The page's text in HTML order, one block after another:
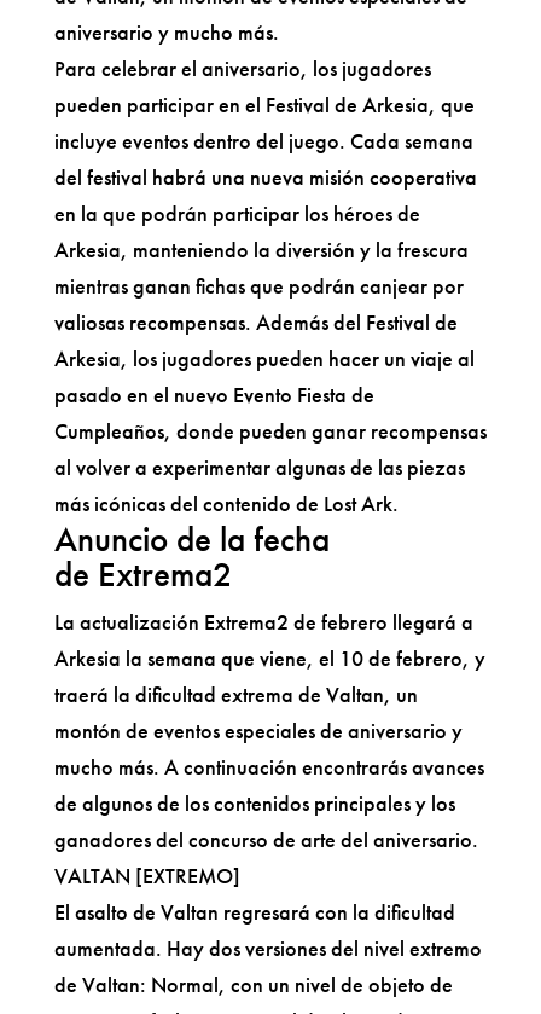
aniversario y mucho más.
Para celebrar el aniversario, los jugadores
pueden participar en el Festival de Arkesia, que
incluye eventos dentro del juego. Cada semana
del festival habrá una nueva misión cooperativa
en la que podrán participar los héroes de
Arkesia, manteniendo la diversión y la frescura
mientras ganan fichas que podrán canjear por
valiosas recompensas. Además del Festival de
Arkesia, los jugadores pueden hacer un viaje al
pasado en el nuevo Evento Fiesta de
Cumpleaños, donde pueden ganar recompensas
al volver a experimentar algunas de las piezas
más icónicas del contenido de Lost Ark.
Anuncio de la fecha
de Extrema2
La actualización Extrema2 de febrero llegará a
Arkesia la semana que viene, el 10 de febrero, y
traerá la dificultad extrema de Valtan, un
montón de eventos especiales de aniversario y
mucho más. A continuación encontrarás avances
de algunos de los contenidos principales y los
ganadores del concurso de arte del aniversario.
VALTAN [EXTREMO]
El asalto de Valtan regresará con la dificultad
aumentada. Hay dos versiones del nivel extremo
de Valtan: Normal, con un nivel de objeto de